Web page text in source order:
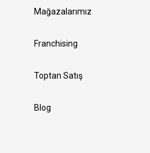
Mağazalarımız
Franchising
Toptan Satış
Blog